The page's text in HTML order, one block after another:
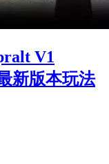
V1
新版本玩法